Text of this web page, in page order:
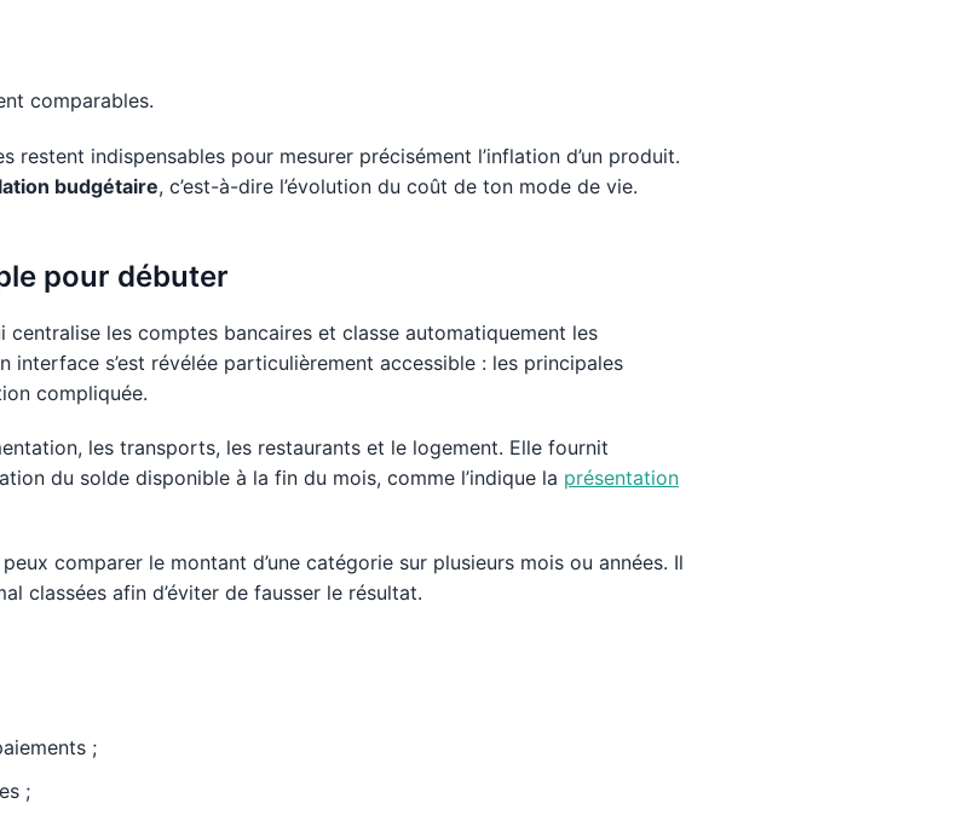
comparables.
restent indispensables pour mesurer précisément l’inflation d’un produit.
budgétaire, c’est-à-dire l’évolution du coût de ton mode de vie.
pour débuter
centralise les comptes bancaires et classe automatiquement les
interface s’est révélée particulièrement accessible : les principales
compliquée.
les transports, les restaurants et le logement. Elle fournit
du solde disponible à la fin du mois, comme l’indique la présentation
comparer le montant d’une catégorie sur plusieurs mois ou années. Il
classées afin d’éviter de fausser le résultat.
;
;